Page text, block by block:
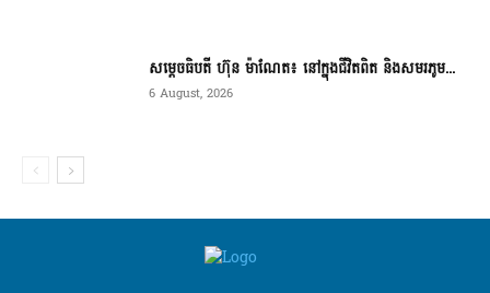
សម្តេចធិបតី ហ៊ុន ម៉ាណែត៖ នៅក្នុងជីវិតពិត និងសមរភូម...
6 August, 2026